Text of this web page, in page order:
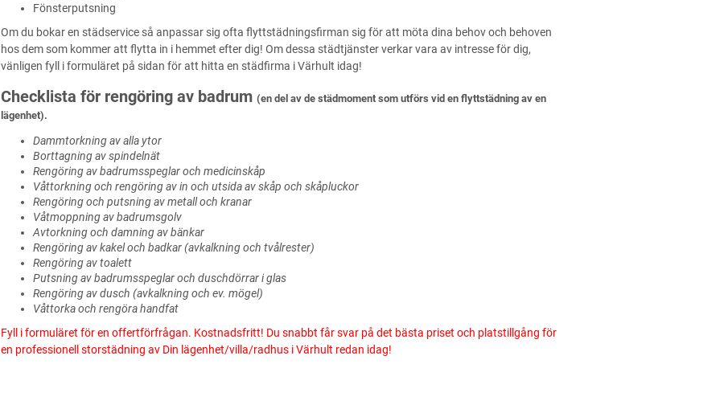
Fönsterputsning
Om du bokar en städservice så anpassar sig ofta flyttstädningsfirman sig för att möta dina behov och behoven
hos dem som kommer att flytta in i hemmet efter dig! Om dessa städtjänster verkar vara av intresse för dig,
vänligen fyll i formuläret på sidan för att hitta en städfirma i Värhult idag!
Checklista för rengöring av badrum (en del av de städmoment som utförs vid en flyttstädning av en
lägenhet).
Dammtorkning av alla ytor
Borttagning av spindelnät
Rengöring av badrumsspeglar och medicinskåp
Våttorkning och rengöring av in och utsida av skåp och skåpluckor
Rengöring och putsning av metall och kranar
Våtmoppning av badrumsgolv
Avtorkning och damning av bänkar
Rengöring av kakel och badkar (avkalkning och tvålrester)
Rengöring av toalett
Putsning av badrumsspeglar och duschdörrar i glas
Rengöring av dusch (avkalkning och ev. mögel)
Våttorka och rengöra handfat
Fyll i formuläret för en offertförfrågan. Kostnadsfritt! Du snabbt får svar på det bästa priset och platstillgång för
en professionell storstädning av Din lägenhet/villa/radhus i Värhult redan idag!